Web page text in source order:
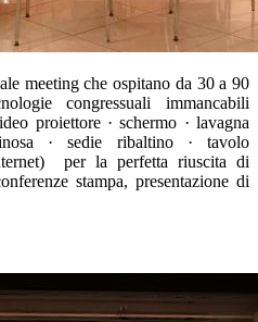
meeting che ospitano da 30 a 90
congressuali immancabili
proiettore · schermo · lavagna
· sedie ribaltino · tavolo
per la perfetta riuscita di
stampa, presentazione di